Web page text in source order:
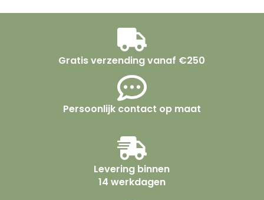
Gratis verzending vanaf €250
Persoonlijk contact op maat
Levering binnen
14 werkdagen